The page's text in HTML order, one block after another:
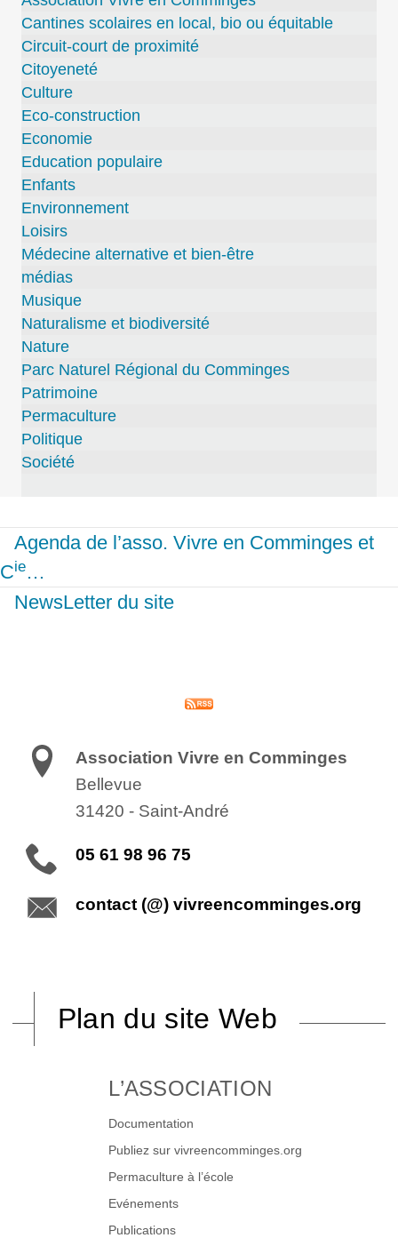
Cantines scolaires en local, bio ou équitable
Circuit-court de proximité
Citoyeneté
Culture
Eco-construction
Economie
Education populaire
Enfants
Environnement
Loisirs
Médecine alternative et bien-être
médias
Musique
Naturalisme et biodiversité
Nature
Parc Naturel Régional du Comminges
Patrimoine
Permaculture
Politique
Société
Agenda de l’asso. Vivre en Comminges et
Cie…
NewsLetter du site
Association Vivre en Comminges
Bellevue
31420 - Saint-André
05 61 98 96 75
contact (@) vivreencomminges.org
Plan du site Web
L’ASSOCIATION
Documentation
Publiez sur vivreencomminges.org
Permaculture à l’école
Evénements
Publications